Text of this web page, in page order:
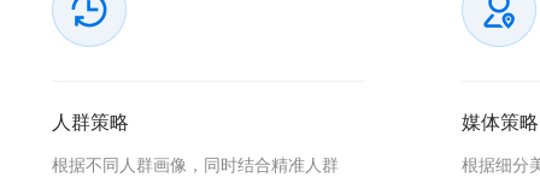
人群策略
根据不同人群画像，同时结合精准人群
媒体策略
根据细分